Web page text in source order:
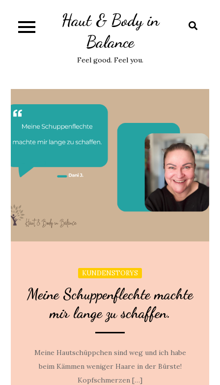
content
Haut & Body in
Balance
Feel good. Feel you.
KUNDENSTORYS
Meine Schuppenflechte machte
mir lange zu schaffen.
Meine Hautschüppchen sind weg und ich habe
beim Kämmen weniger Haare in der Bürste!
Kopfschmerzen […]